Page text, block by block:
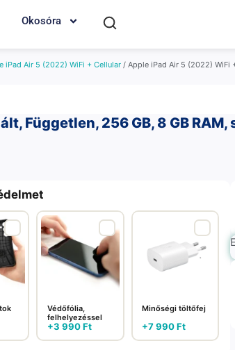
Okosóra
iPad Air 5 (2022) WiFi + Cellular / Apple iPad Air 5 (2022) WiFi
Független, 256 GB, 8 GB RAM,
Védőfólia,
felhelyezéssel
+3 990Ft
Minőségi töltőfej
+7 990Ft